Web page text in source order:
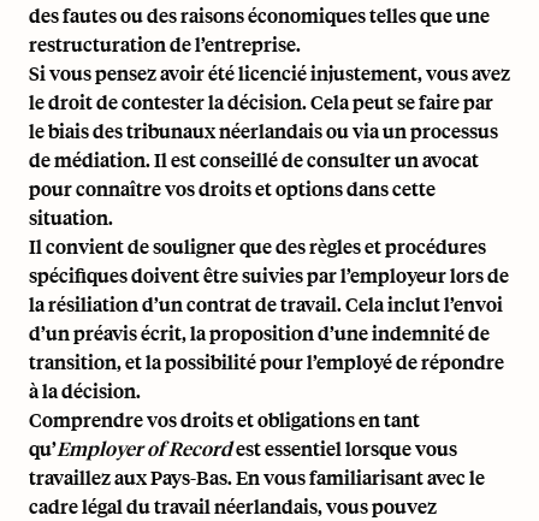
des fautes ou des raisons économiques telles que une
restructuration de l’entreprise.
Si vous pensez avoir été licencié injustement, vous avez
le droit de contester la décision. Cela peut se faire par
le biais des tribunaux néerlandais ou via un processus
de médiation. Il est conseillé de consulter un avocat
pour connaître vos droits et options dans cette
situation.
Il convient de souligner que des règles et procédures
spécifiques doivent être suivies par l’employeur lors de
la résiliation d’un contrat de travail. Cela inclut l’envoi
d’un préavis écrit, la proposition d’une indemnité de
transition, et la possibilité pour l’employé de répondre
à la décision.
Comprendre vos droits et obligations en tant
qu’Employer of Recordest essentiel lorsque vous
travaillez aux Pays-Bas. En vous familiarisant avec le
cadre légal du travail néerlandais, vous pouvez